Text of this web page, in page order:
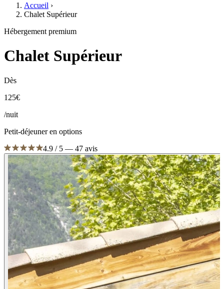
Accueil ›
Chalet Supérieur
Hébergement premium
Chalet Supérieur
Dès
125€
/nuit
Petit-déjeuner en options
4.9 / 5 — 47 avis